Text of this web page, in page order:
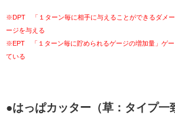
※DPT 「１ターン毎に相手に与えることができるダメー
ージを与える
※EPT 「１ターン毎に貯められるゲージの増加量」ゲー
ている
●はっぱカッター（草：タイプ一